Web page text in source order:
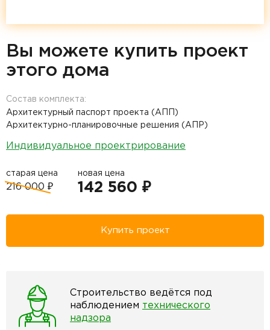
Вы можете купить проект
этого дома
Состав комплекта:
Архитектурный паспорт проекта (АПП)
Архитектурно-планировочные решения (АПР)
Индивидуальное проектрирование
старая цена
216 000 ₽
новая цена
142 560 ₽
Купить проект
Строительство ведётся под
наблюдением технического
надзора